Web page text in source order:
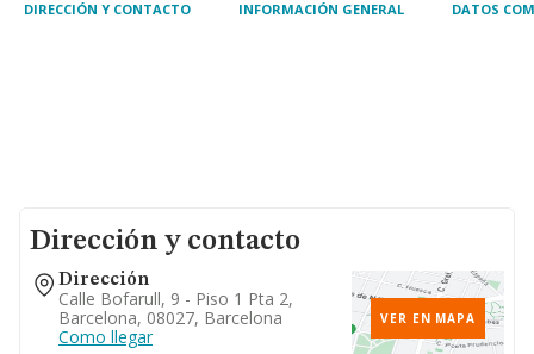
DIRECCIÓN Y CONTACTO INFORMACIÓN GENERAL DATOS
Dirección y contacto
Dirección
Calle Bofarull, 9 - Piso 1 Pta 2,
Barcelona, 08027, Barcelona
Como llegar
VER EN MAPA